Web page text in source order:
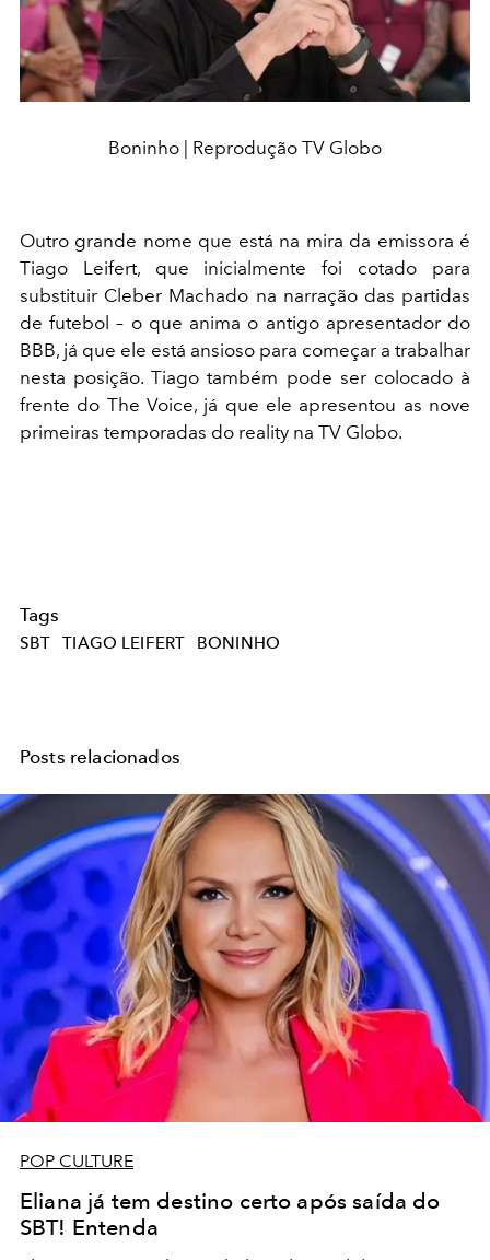
Boninho | Reprodução TV Globo
Outro grande nome que está na mira da emissora é
Tiago Leifert, que inicialmente foi cotado para
substituir Cleber Machado na narração das partidas
de futebol – o que anima o antigo apresentador do
BBB, já que ele está ansioso para começar a trabalhar
nesta posição. Tiago também pode ser colocado à
frente do The Voice, já que ele apresentou as nove
primeiras temporadas do reality na TV Globo.
Tags
SBT TIAGO LEIFERT BONINHO
Posts relacionados
POP CULTURE
Eliana já tem destino certo após saída do
SBT! Entenda